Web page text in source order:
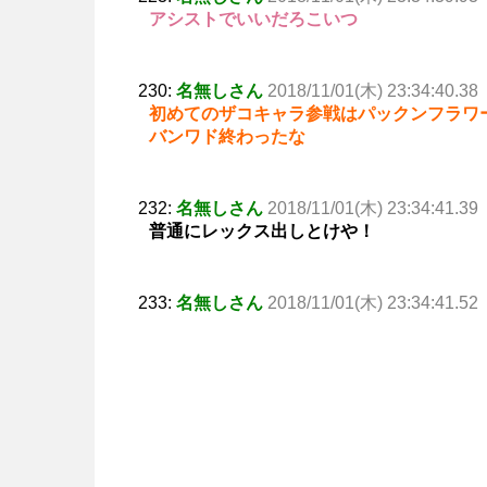
アシストでいいだろこいつ
230: 名無しさん 2018/11/01(木) 23:34:40.38
初めてのザコキャラ参戦はパックンフラワ
バンワド終わったな
232: 名無しさん 2018/11/01(木) 23:34:41.39
普通にレックス出しとけや！
233: 名無しさん 2018/11/01(木) 23:34:41.52